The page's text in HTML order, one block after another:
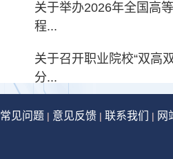
关于举办2026年全国高
程...
关于召开职业院校“双高
分...
常见问题 | 意见反馈 | 联系我们 | 网